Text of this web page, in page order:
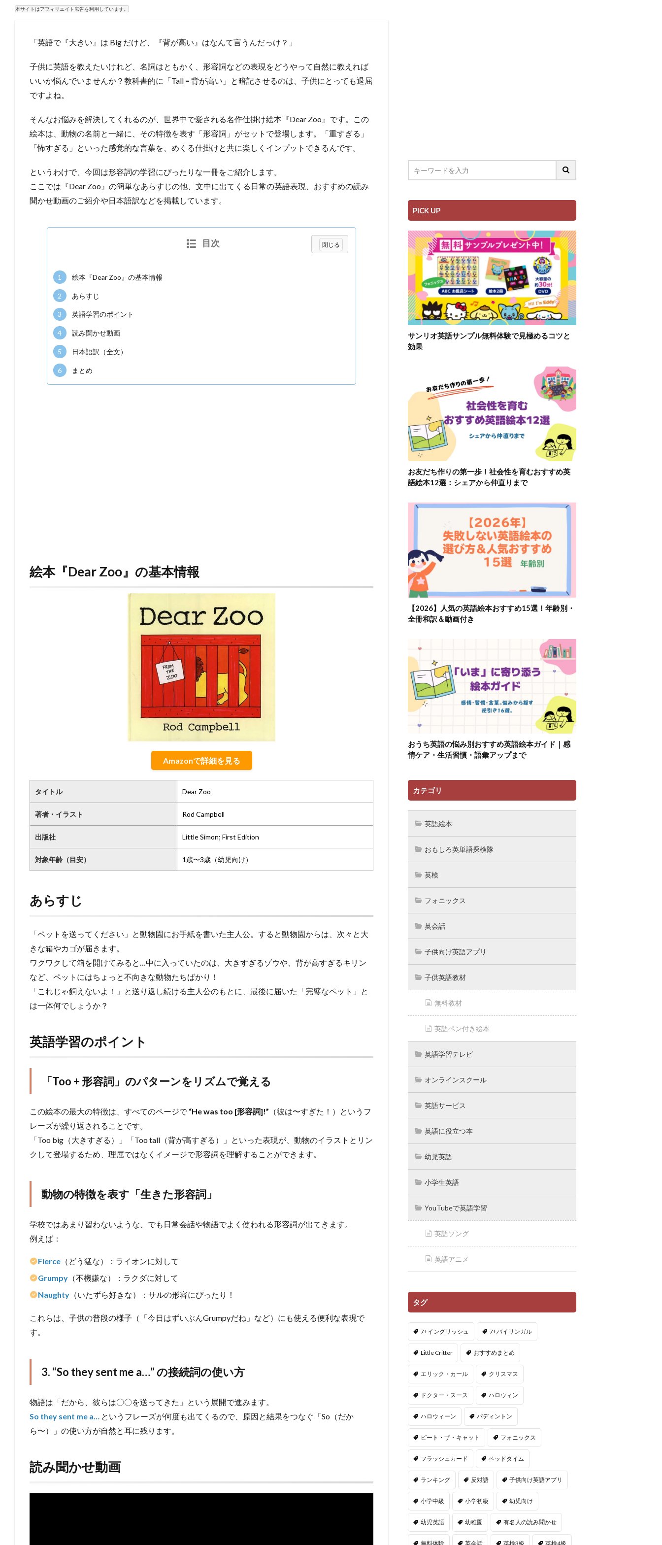
本サイトはアフィリエイト広告を利用しています。
「英語で『大きい』は Big だけど、『背が高い』はなんて言うんだっけ？」
子供に英語を教えたいけれど、名詞はともかく、形容詞などの表現をどうやって自然に教えれば
いいか悩んでいませんか？教科書的に「Tall = 背が高い」と暗記させるのは、子供にとっても退屈
ですよね。
そんなお悩みを解決してくれるのが、世界中で愛される名作仕掛け絵本『Dear Zoo』です。この
絵本は、動物の名前と一緒に、その特徴を表す「形容詞」がセットで登場します。「重すぎる」
「怖すぎる」といった感覚的な言葉を、めくる仕掛けと共に楽しくインプットできるんです。
というわけで、今回は形容詞の学習にぴったりな一冊をご紹介します。
ここでは『Dear Zoo』の簡単なあらすじの他、文中に出てくる日常の英語表現、おすすめの読み
聞かせ動画のご紹介や日本語訳などを掲載しています。
目次
1 絵本『Dear Zoo』の基本情報
2 あらすじ
3 英語学習のポイント
4 読み聞かせ動画
5 日本語訳（全文）
6 まとめ
絵本『Dear Zoo』の基本情報
Amazonで詳細を見る
タイトル Dear Zoo
著者・イラスト Rod Campbell
出版社 Little Simon; First Edition
対象年齢（目安） 1歳〜3歳（幼児向け）
あらすじ
「ペットを送ってください」と動物園にお手紙を書いた主人公。すると動物園からは、次々と大
きな箱やカゴが届きます。
ワクワクして箱を開けてみると…中に入っていたのは、大きすぎるゾウや、背が高すぎるキリン
など、ペットにはちょっと不向きな動物たちばかり！
「これじゃ飼えないよ！」と送り返し続ける主人公のもとに、最後に届いた「完璧なペット」と
は一体何でしょうか？
英語学習のポイント
「Too + 形容詞」のパターンをリズムで覚える
この絵本の最大の特徴は、すべてのページで“He was too [形容詞]!” （彼は〜すぎた！）というフ
レーズが繰り返されることです。
「Too big（大きすぎる）」「Too tall（背が高すぎる）」といった表現が、動物のイラストとリン
クして登場するため、理屈ではなくイメージで形容詞を理解することができます。
動物の特徴を表す「生きた形容詞」
学校ではあまり習わないような、でも日常会話や物語でよく使われる形容詞が出てきます。
例えば：
Fierce （どう猛な）：ライオンに対して
Grumpy （不機嫌な）：ラクダに対して
Naughty （いたずら好きな）：サルの形容にぴったり！
これらは、子供の普段の様子（「今日はずいぶんGrumpyだね」など）にも使える便利な表現で
す。
3. “So they sent me a…” の接続詞の使い方
物語は「だから、彼らは〇〇を送ってきた」という展開で進みます。
So they sent me a…
というフレーズが何度も出てくるので、原因と結果をつなぐ「So（だか
ら〜）」の使い方が自然と耳に残ります。
読み聞かせ動画
PICK UP
サンリオ英語サンプル無料体験で見極めるコツと
効果
お友だち作りの第一歩！社会性を育むおすすめ英
語絵本12選：シェアから仲直りまで
【2026】人気の英語絵本おすすめ15選！年齢別・
全冊和訳＆動画付き
おうち英語の悩み別おすすめ英語絵本ガイド｜感
情ケア・生活習慣・語彙アップまで
カテゴリ
英語絵本
おもしろ英単語探検隊
英検
フォニックス
英会話
子供向け英語アプリ
子供英語教材
無料教材
英語ペン付き絵本
英語学習テレビ
オンラインスクール
英語サービス
英語に役立つ本
幼児英語
小学生英語
YouTubeで英語学習
英語ソング
英語アニメ
タグ
7+イングリッシュ 7+バイリンガル
Little Critter おすすめまとめ
エリック・カール クリスマス
ドクター・スース ハロウィン
ハロウィーン パディントン
ピート・ザ・キャット フォニックス
フラッシュカード ベッドタイム
ランキング 反対語 子供向け英語アプリ
小学中級 小学初級 幼児向け
幼児英語 幼稚園 有名人の読み聞かせ
無料体験 英会話 英検3級 英検4級